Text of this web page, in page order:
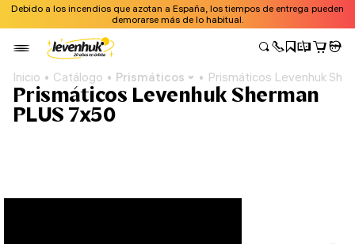
Debido a los incendios que azotan a España, los tiempos de entrega pueden
demorarse más de lo habitual.
Inicio Catálogo Prismáticos Prismáticos Levenhuk
Prismáticos Levenhuk Sherman
PLUS 7x50